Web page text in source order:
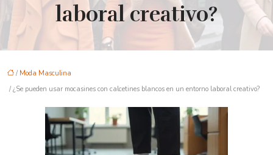
laboral creativo?
/ Moda Masculina
/ ¿Se pueden usar mocasines con calcetines blancos en un entorno laboral creativo?